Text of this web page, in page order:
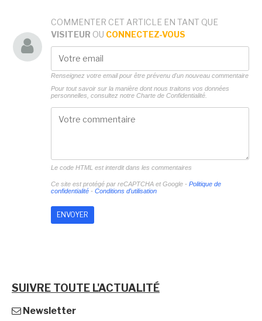
COMMENTER CET ARTICLE EN TANT QUE
VISITEUR OU CONNECTEZ-VOUS
Renseignez votre email pour être prévenu d'un nouveau commentaire
Pour tout savoir sur la manière dont nous traitons vos données
personnelles, consultez notre Charte de Confidentialité.
Le code HTML est interdit dans les commentaires
Ce site est protégé par reCAPTCHA et Google - Politique de
confidentialité- Conditions d'utilisation
SUIVRE TOUTE L'ACTUALITÉ
Newsletter